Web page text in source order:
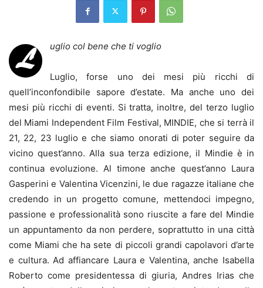
L uglio col bene che ti voglio
Luglio, forse uno dei mesi più ricchi di
quell’inconfondibile sapore d’estate. Ma anche uno dei
mesi più ricchi di eventi. Si tratta, inoltre, del terzo luglio
del Miami Independent Film Festival, MINDIE, che si terrà il
21, 22, 23 luglio e che siamo onorati di poter seguire da
vicino quest’anno. Alla sua terza edizione, il Mindie è in
continua evoluzione. Al timone anche quest’anno Laura
Gasperini e Valentina Vicenzini, le due ragazze italiane che
credendo in un progetto comune, mettendoci impegno,
passione e professionalità sono riuscite a fare del Mindie
un appuntamento da non perdere, soprattutto in una città
come Miami che ha sete di piccoli grandi capolavori d’arte
e cultura. Ad affiancare Laura e Valentina, anche Isabella
Roberto come presidentessa di giuria, Andres Irias che